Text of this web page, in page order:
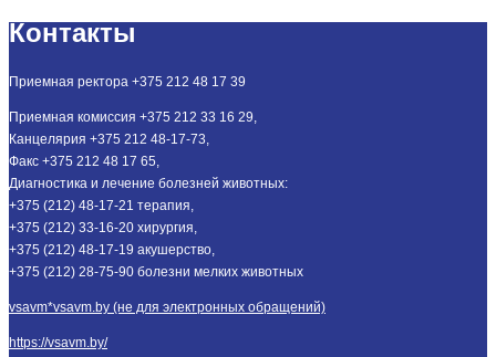
Контакты
Приемная ректора +375 212 48 17 39
Приемная комиссия +375 212 33 16 29,
Канцелярия +375 212 48-17-73,
Факс +375 212 48 17 65,
Диагностика и лечение болезней животных:
+375 (212) 48-17-21 терапия,
+375 (212) 33-16-20 хирургия,
+375 (212) 48-17-19 акушерство,
+375 (212) 28-75-90 болезни мелких животных
vsavm*vsavm.by (не для электронных обращений)
https://vsavm.by/